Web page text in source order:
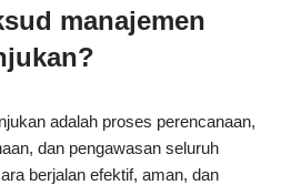
manajemen
adalah proses perencanaan,
dan pengawasan seluruh
berjalan efektif, aman, dan